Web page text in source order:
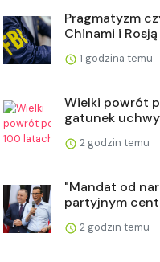
Pragmatyzm
Chinami i Rosją
1 godzina temu
Wielki powrót
gatunek
2 godzin temu
"Mandat od
partyjnym
2 godzin temu